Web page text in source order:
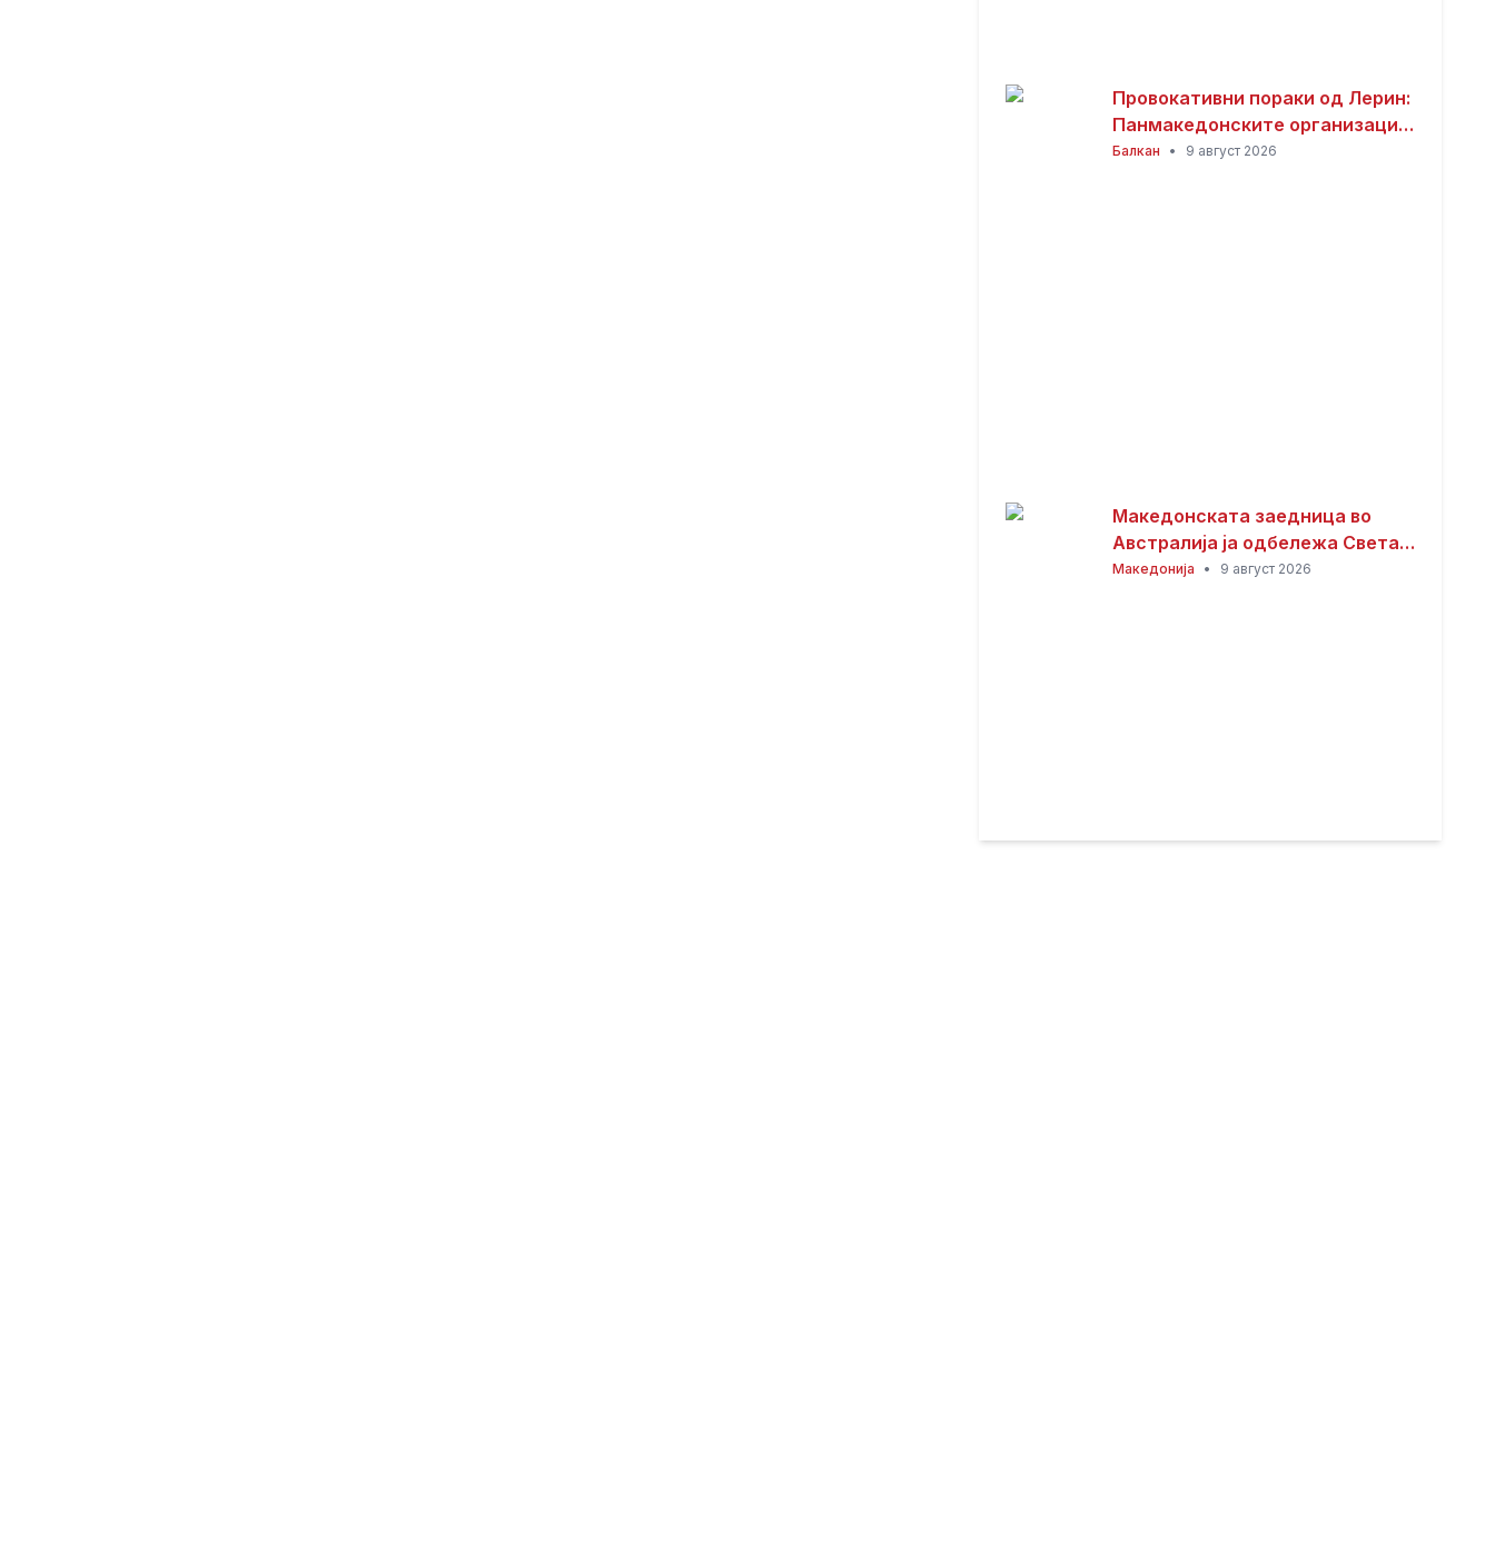
Провокативни пораки од Лерин:
Панмакедонските организации
на светски собир со пораки
Балкан • 9 август 2026
Македонската заедница во
Австралија ја одбележа Света
Петка – торжествена прослава
Македонија • 9 август 2026